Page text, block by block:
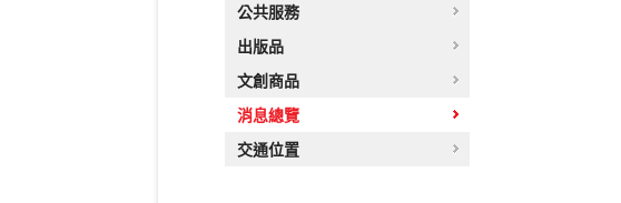
公共服務
出版品
文創商品
消息總覽
交通位置